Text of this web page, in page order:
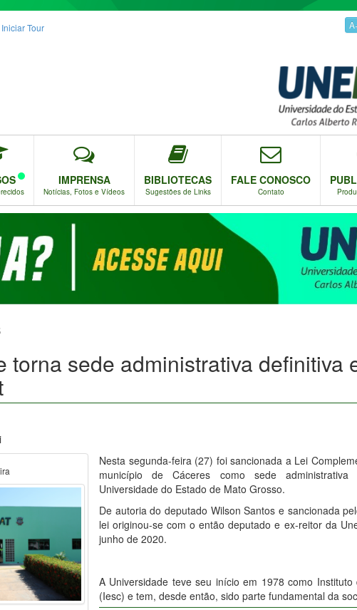
Iniciar Tour
IMPRENSA
Notícias, Fotos e Vídeos
BIBLIOTECAS
Sugestões de Links
FALE CONOSCO
Contato
torna sede administrativa definitiva
Nesta segunda-feira (27) foi sancionada a Lei
município de Cáceres como sede
Universidade do Estado de Mato Grosso.
De autoria do deputado Wilson Santos e sancionada
lei originou-se com o então deputado e ex-reitor da
junho de 2020.
A Universidade teve seu início em 1978 como
(Iesc) e tem, desde então, sido parte fundamental da